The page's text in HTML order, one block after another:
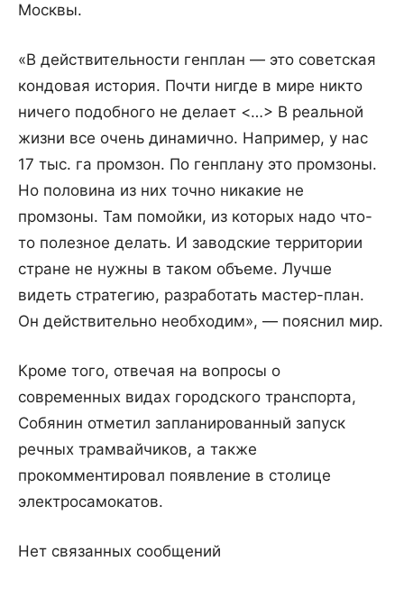
Москвы.
«В действительности генплан — это советская
кондовая история. Почти нигде в мире никто
ничего подобного не делает <…> В реальной
жизни все очень динамично. Например, у нас
17 тыс. га промзон. По генплану это промзоны.
Но половина из них точно никакие не
промзоны. Там помойки, из которых надо что-
то полезное делать. И заводские территории
стране не нужны в таком объеме. Лучше
видеть стратегию, разработать мастер-план.
Он действительно необходим», — пояснил мир.
Кроме того, отвечая на вопросы о
современных видах городского транспорта,
Собянин отметил запланированный запуск
речных трамвайчиков, а также
прокомментировал появление в столице
электросамокатов.
Нет связанных сообщений